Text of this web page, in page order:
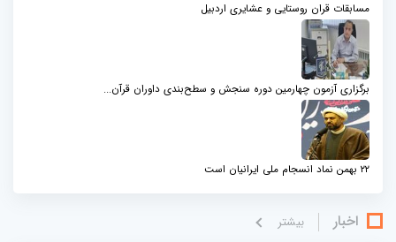
مسابقات قران روستایی و عشایری اردبیل
برگزاری آزمون چهارمین دوره سنجش و سطح‌بندی داوران قرآن...
۲۲ بهمن نماد انسجام ملی ایرانیان است
اخبار بيشتر